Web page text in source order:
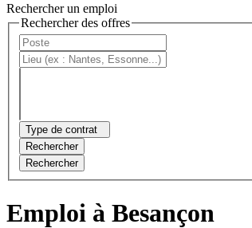
Rechercher un emploi
Rechercher des offres
Type de contrat
Rechercher
Rechercher
Emploi à Besançon